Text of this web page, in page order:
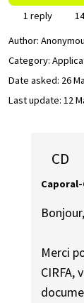
1 reply
Author:
Category:
Date asked: 26
Last update: 12
CD
Caporal-
Bonjour,
Merci
CIRFA,